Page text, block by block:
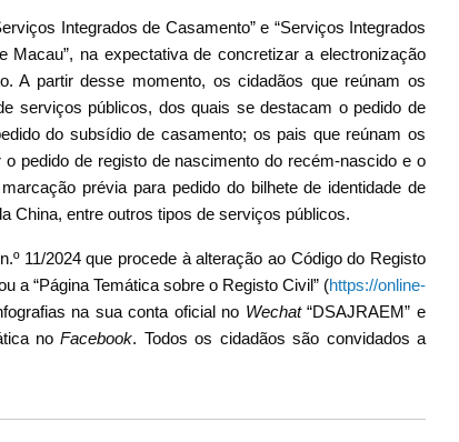
Integrados de Casamento” e “Serviços Integrados
Macau”, na expectativa de concretizar a electronização
A partir desse momento, os cidadãos que reúnam os
serviços públicos, dos quais se destacam o pedido de
do subsídio de casamento; os pais que reúnam os
o pedido de registo de nascimento do recém-nascido e o
prévia para pedido do bilhete de identidade de
China, entre outros tipos de serviços públicos.
11/2024 que procede à alteração ao Código do Registo
a “Página Temática sobre o Registo Civil” (https://online-
na sua conta oficial no Wechat“DSAJRAEM” e
noFacebook. Todos os cidadãos são convidados a